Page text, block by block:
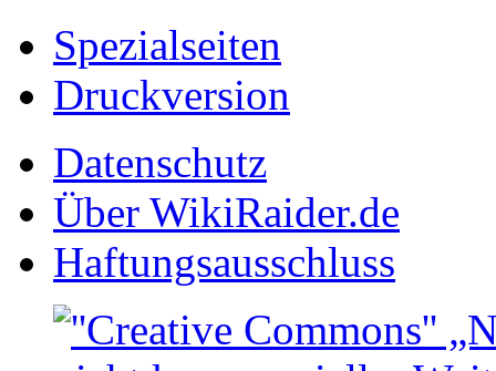
Spezialseiten
Druckversion
Datenschutz
Über WikiRaider.de
Haftungsausschluss